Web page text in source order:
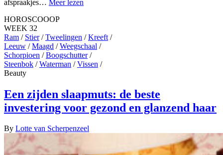
afspraakjes… Meer lezen
HOROSCOOOP
WEEK 32
Ram / Stier/Tweelingen /Kreeft /
Leeuw /Maagd /Weegschaal /
Schorpioen /Boogschutter/
Steenbok /Waterman /Vissen /
Beauty
Een zijden slaapmuts: de beste
investering voor gezond en glanzend haar
By Lotte van Scherpenzeel